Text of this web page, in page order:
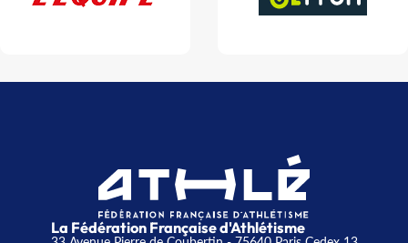
La Fédération Française d'Athlétisme